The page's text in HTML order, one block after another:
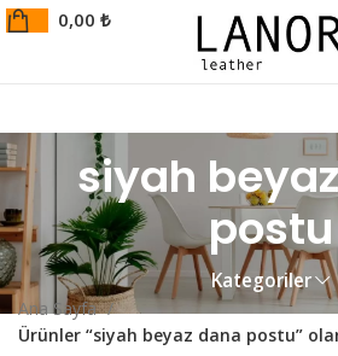
0,00 ₺
siyah
postu
Kategoriler
Ana Sayfa
Ürünler “siyah beyaz dana postu”